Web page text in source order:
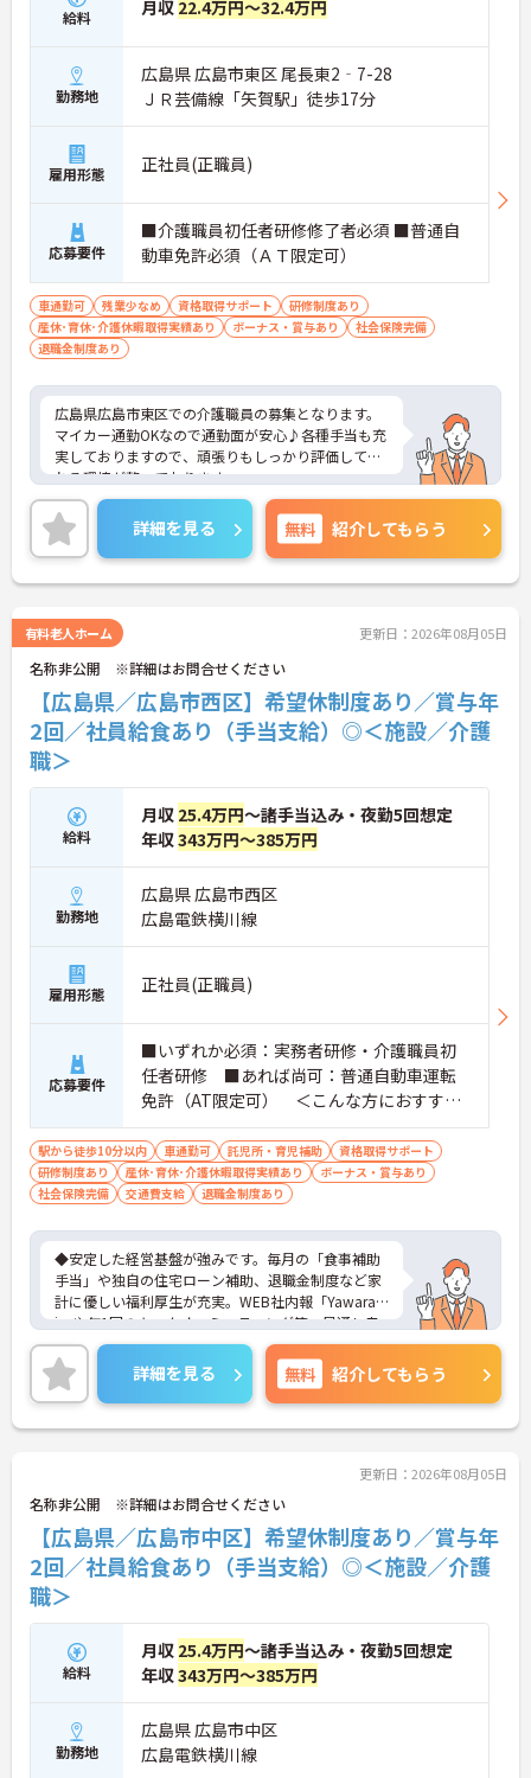
給料 月収 22.4万円～32.4万円
勤務地
広島県 広島市東区 尾長東2‐7-28
ＪＲ芸備線「矢賀駅」徒歩17分
雇用形態 正社員(正職員)
応募要件
■介護職員初任者研修修了者必須 ■普通自
動車免許必須（ＡＴ限定可）
車通勤可 残業少なめ 資格取得サポート
研修制度あり
産休･育休･介護休暇取得実績あり
ボーナス・賞与あり
社会保険完備
退職金制度あり
広島県広島市東区での介護職員の募集となります。
マイカー通勤OKなので通勤面が安心♪各種手当も充
実しておりますので、頑張りもしっかり評価してく
れる環境が整っております。
ご興味のある方は面接のポイントをお伝えしますの
で、お気軽にお問い合わせください。
詳細を見る 無料 紹介してもらう
有料老人ホーム 更新日：2026年08月05日
名称非公開 ※詳細はお問合せください
【広島県／広島市西区】希望休制度あり／賞与年
2回／社員給食あり（手当支給）◎＜施設／介護
職＞
給料
月収 25.4万円～諸手当込み・夜勤5回想定
年収343万円～385万円
勤務地
広島県 広島市西区
広島電鉄横川線
雇用形態 正社員(正職員)
応募要件
■いずれか必須：実務者研修・介護職員初
任者研修 ■あれば尚可：普通自動車運転
免許（AT限定可） ＜こんな方におすすめ
＞ワークライフバランスを大切にしたいと
お考えの方、入居者様それぞれに合わせ
た、温かいケアを提供したい方、これまで
の介護分野でのご経験を有効に活用したい
駅から徒歩10分以内 車通勤可 託児所・育児補助
資格取得サポート
研修制度あり
産休･育休･介護休暇取得実績あり
ボーナス・賞与あり
社会保険完備
交通費支給 退職金制度あり
◆安定した経営基盤が強みです。毎月の「食事補助
手当」や独自の住宅ローン補助、退職金制度など家
計に優しい福利厚生が充実。WEB社内報「Yawarag
i」や年1回のキックオフミーティング等、風通し良
く温かいコミュニケーションを育む環境が整ってい
ます。
◆若手～中高年まで幅広い年代が活躍中！短時間正
社員制度などライフスタイルに合わせた柔軟な働き
方が可能です。産休・育休の取得を推進しており、
付金＋（プラス）」をご用意。子育て世代のキャリ
アを強力に支援します。
◆働きながら成長！資格取得を最大10万円補助 多職
種連携で専門知識が磨けるチームケア実践 頑張りや
スキルが給与・役職にしっかり反映。 明確なキャリ
アパス制度が整っている環境で、 目標を持って長く
活躍できます！
詳細を見る 無料 紹介してもらう
更新日：2026年08月05日
名称非公開 ※詳細はお問合せください
【広島県／広島市中区】希望休制度あり／賞与年
2回／社員給食あり（手当支給）◎＜施設／介護
職＞
給料
月収 25.4万円～諸手当込み・夜勤5回想定
年収343万円～385万円
勤務地
広島県 広島市中区
広島電鉄横川線